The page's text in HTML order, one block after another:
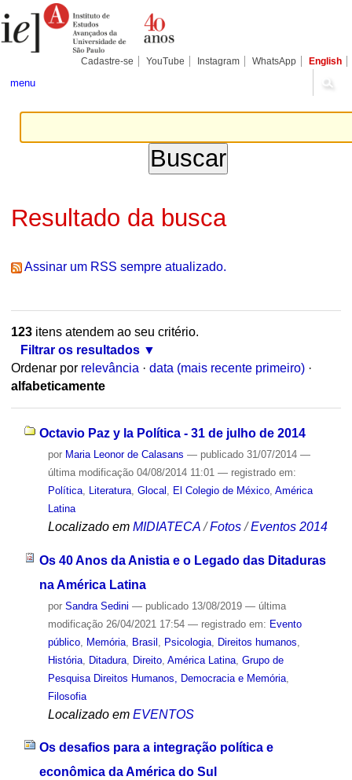
para
conteúdo.
Pessoais
Cadastre-se YouTube Instagram WhatsApp English
menu
Resultado da busca
Assinar um RSS sempre atualizado.
123itens atendem ao seu critério.
Filtrar os resultados
Ordenar por relevância · data (mais recente primeiro) ·
alfabeticamente
Octavio Paz y la Política - 31 de julho de 2014
por Maria Leonor de Calasans — publicado31/07/2014 —
última modificação04/08/2014 11:01 — registrado em:
Política, Literatura, Glocal El Colegio de México, América
Latina
Localizado em MIDIATECA /Fotos /Eventos 2014
Os 40 Anos da Anistia e o Legado das Ditaduras
na América Latina
por Sandra Sedini — publicado13/08/2019 — última
modificação26/04/2021 17:54 — registrado em: Evento
público, Memória, Brasil Psicologia, Direitos humanos
História, Ditadura, Direito, América Latina, Grupo de
Pesquisa Direitos Humanos, Democracia e Memória,
Filosofia
Localizado em EVENTOS
Os desafios para a integração política e
econômica da América do Sul